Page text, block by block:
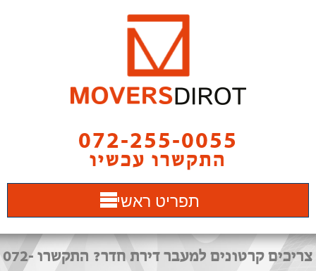
072-255-0055
התקשרו עכשיו
תפריט ראשי
צריכים קרטונים למעבר דירת חדר? התקשרו 072-